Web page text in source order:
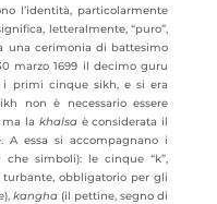
l’identità, particolarmente
letteralmente, “puro”,
una cerimonia di battesimo
marzo 1699 il decimo guru
i primi cinque sikh, e si era
non è necessario essere
ma la khalsaè considerata il
A essa si accompagnano i
simboli): le cinque “k”,
obbligatorio per gli
kangha (il pettine, segno di